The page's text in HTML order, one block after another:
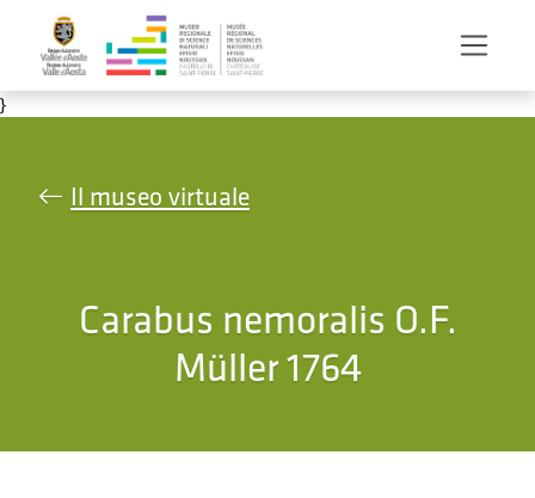
Salta al contenuto principale
}
Il museo virtuale
Carabus nemoralis O.F.
Müller 1764